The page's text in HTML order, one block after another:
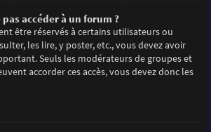
accéder à un forum ?
être réservés à certains utilisateurs ou
les lire, y poster, etc., vous devez avoir
Seuls les modérateurs de groupes et
accorder ces accès, vous devez donc les